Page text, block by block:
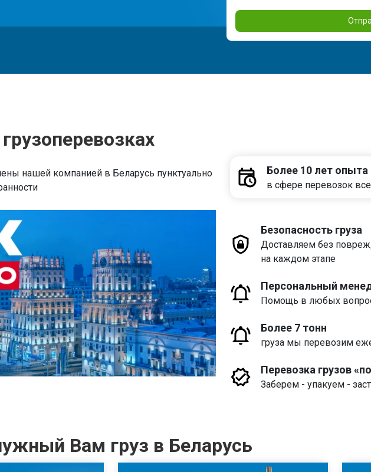
нашей компанией в Беларусь пунктуально
Более 10 лет опыта
в сфере перевозок
Безопасность груза
Доставляем без
на каждом этапе
Персональный
Помощь в любых
Более 7 тонн
груза мы перевозим
Перевозка грузов
Заберем - упакуем -
Вам груз в Беларусь